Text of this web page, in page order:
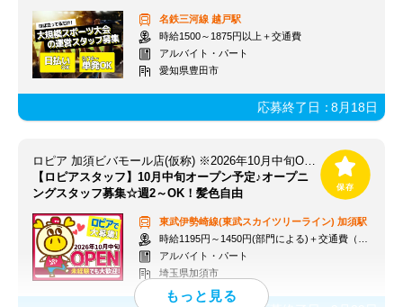
名鉄三河線 越戸駅
時給1500～1875円以上＋交通費
アルバイト・パート
愛知県豊田市
応募終了日：8月18日
ロピア 加須ビバモール店(仮称) ※2026年10月中旬OPEN予定
【ロピアスタッフ】10月中旬オープン予定♪オープニ
ングスタッフ募集☆週2～OK！髪色自由
東武伊勢崎線(東武スカイツリーライン) 加須駅
時給1195円～1450円(部門による)＋交通費（社内規定）
アルバイト・パート
埼玉県加須市